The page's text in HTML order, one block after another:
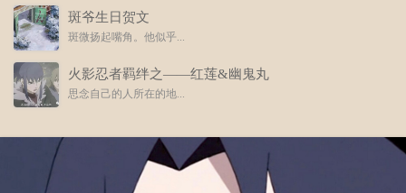
斑爷生日贺文
斑微扬起嘴角。他似乎...
火影忍者羁绊之——红莲&幽鬼丸
思念自己的人所在的地...